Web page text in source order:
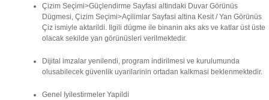
Çizim Seçimi>Güçlendirme Sayfasi altindaki Duvar Görünüs
Dügmesi, Çizim Seçimi>Açilimlar Sayfasi altina Kesit / Yan Görünüs
Çiz ismiyle aktarildi. Ilgili dügme ile binanin aks aks ve katlar üst üste
olacak sekilde yan görünüsleri verilmektedir.
Dijital imzalar yenilendi, program indirilmesi ve kurulumunda
olusabilecek güvenlik uyarilarinin ortadan kalkmasi beklenmektedir.
Genel Iyilestirmeler Yapildi